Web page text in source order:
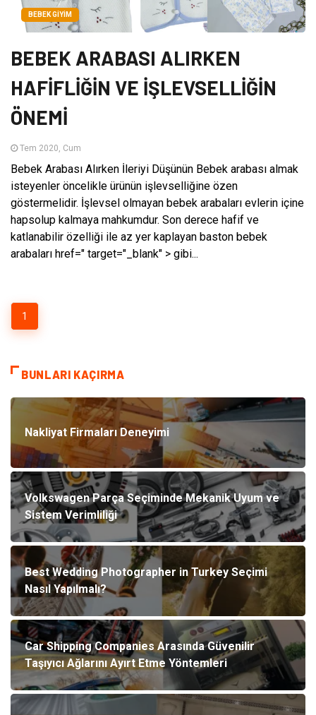
BEBEK GIYIM
BEBEK ARABASI ALIRKEN
HAFİFLİĞİN VE İŞLEVSELLİĞİN
ÖNEMİ
Tem 2020, Cum
Bebek Arabası Alırken İleriyi Düşünün Bebek arabası almak
isteyenler öncelikle ürünün işlevselliğine özen
göstermelidir. İşlevsel olmayan bebek arabaları evlerin içine
hapsolup kalmaya mahkumdur. Son derece hafif ve
katlanabilir özelliği ile az yer kaplayan baston bebek
arabaları href=" target="_blank" > gibi...
1
BUNLARI KAÇIRMA
Nakliyat Firmaları Deneyimi
Volkswagen Parça Seçiminde Mekanik Uyum ve
Sistem Verimliliği
Best Wedding Photographer in Turkey Seçimi
Nasıl Yapılmalı?
Car Shipping Companies Arasında Güvenilir
Taşıyıcı Ağlarını Ayırt Etme Yöntemleri